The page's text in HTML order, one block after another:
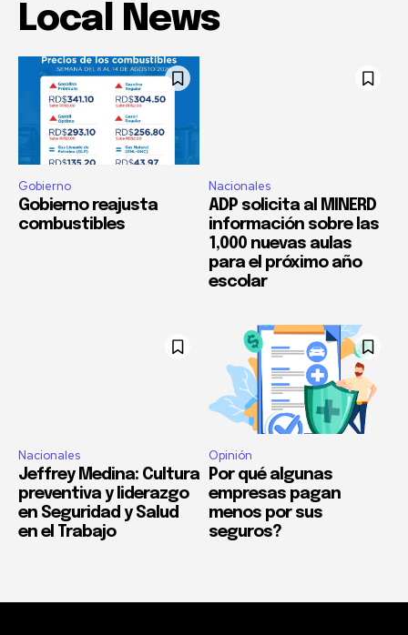
Local News
Gobierno
Gobierno reajusta
combustibles
Nacionales
ADP solicita al MINERD
información sobre las
1,000 nuevas aulas
para el próximo año
escolar
Nacionales
Jeffrey Medina: Cultura
preventiva y liderazgo
en Seguridad y Salud
en el Trabajo
Opinión
Por qué algunas
empresas pagan
menos por sus
seguros?